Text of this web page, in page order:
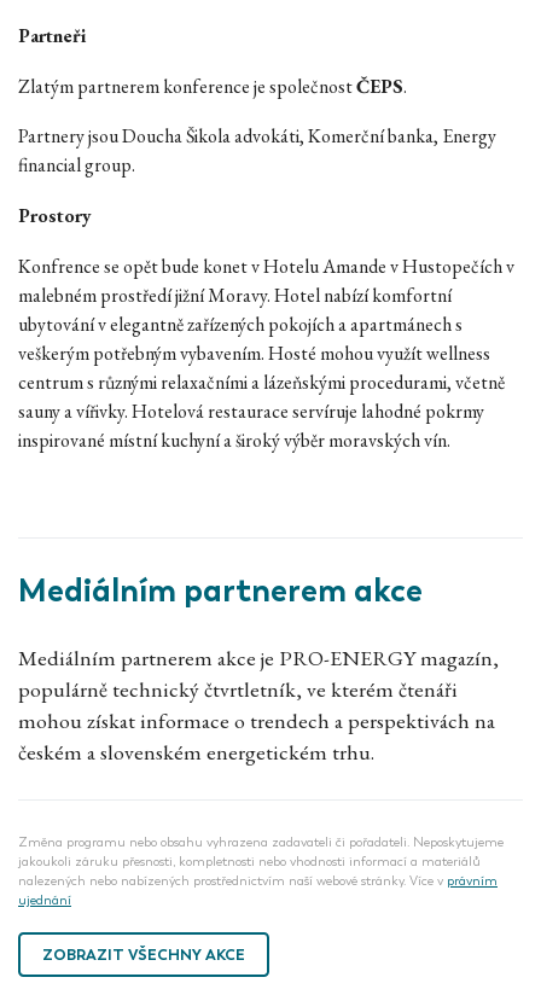
Partneři
Zlatým partnerem konference je společnostČEPS.
Partnery jsou Doucha Šikola advokáti, Komerční banka, Energy
financial group.
Prostory
Konfrence se opět bude konet v Hotelu Amande v Hustopečích v
malebném prostředí jižní Moravy. Hotel nabízí komfortní
ubytování v elegantně zařízených pokojích a apartmánech s
veškerým potřebným vybavením. Hosté mohou využít wellness
centrum s různými relaxačními a lázeňskými procedurami, včetně
sauny a vířivky. Hotelová restaurace servíruje lahodné pokrmy
inspirované místní kuchyní a široký výběr moravských vín.
Mediálním partnerem akce
Mediálním partnerem akce je PRO-ENERGY magazín,
populárně technický čtvrtletník, ve kterém čtenáři
mohou získat informace o trendech a perspektivách na
českém a slovenském energetickém trhu.
Změna programu nebo obsahu vyhrazena zadavateli či pořadateli. Neposkytujeme
jakoukoli záruku přesnosti, kompletnosti nebo vhodnosti informací a materiálů
nalezených nebo nabízených prostřednictvím naší webové stránky. Více v právním
ujednání
ZOBRAZIT VŠECHNY AKCE